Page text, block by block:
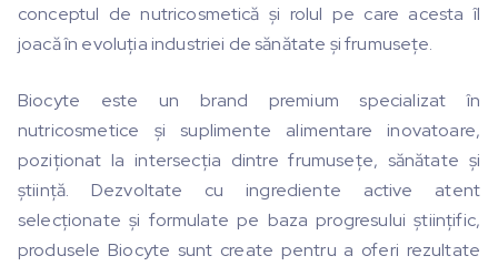
conceptul de nutricosmetică și rolul pe care acesta îl
joacă în evoluția industriei de sănătate și frumusețe.
Biocyte este un brand premium specializat în
nutricosmetice și suplimente alimentare inovatoare,
poziționat la intersecția dintre frumusețe, sănătate și
știință. Dezvoltate cu ingrediente active atent
selecționate și formulate pe baza progresului științific,
produsele Biocyte sunt create pentru a oferi rezultate